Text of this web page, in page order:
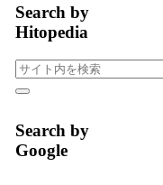
Search by
Hitopedia
Search by
Google